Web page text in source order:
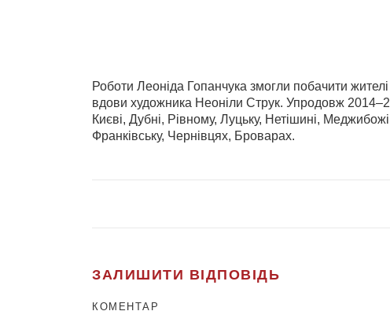
Роботи Леоніда Гопанчука змогли побачити
вдови художника Неоніли Струк. Упродовж
Києві, Дубні, Рівному, Луцьку, Нетішині,
Франківську, Чернівцях, Броварах.
ЗАЛИШИТИ ВІДПОВІДЬ
КОМЕНТАР